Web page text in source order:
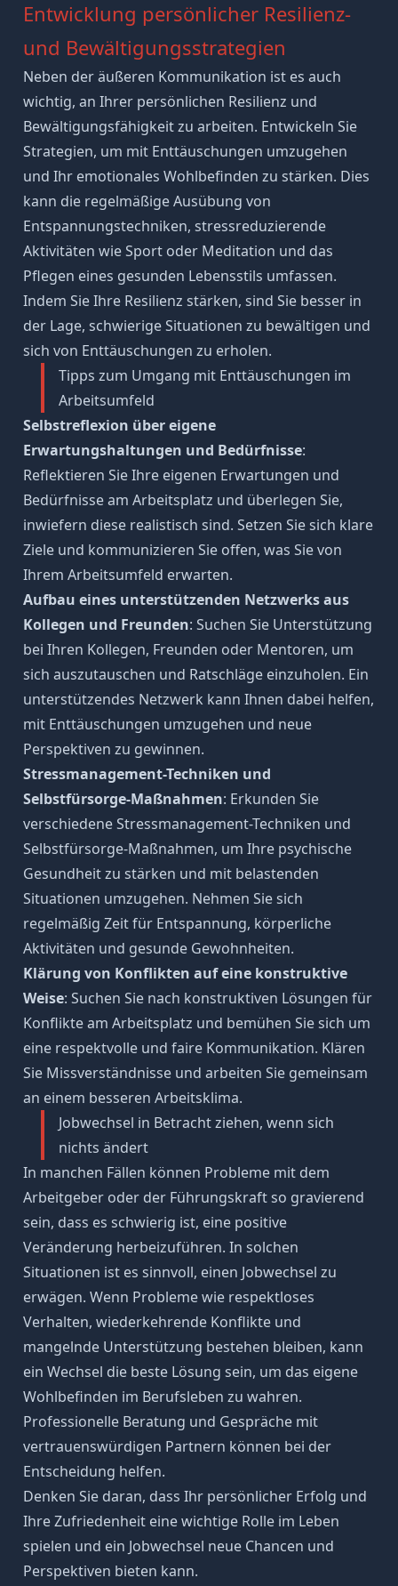
Entwicklung persönlicher Resilienz-
und Bewältigungsstrategien
Neben der äußeren Kommunikation ist es auch
wichtig, an Ihrer persönlichen Resilienz und
Bewältigungsfähigkeit zu arbeiten. Entwickeln Sie
Strategien, um mit Enttäuschungen umzugehen
und Ihr emotionales Wohlbefinden zu stärken. Dies
kann die regelmäßige Ausübung von
Entspannungstechniken, stressreduzierende
Aktivitäten wie Sport oder Meditation und das
Pflegen eines gesunden Lebensstils umfassen.
Indem Sie Ihre Resilienz stärken, sind Sie besser in
der Lage, schwierige Situationen zu bewältigen und
sich von Enttäuschungen zu erholen.
Tipps zum Umgang mit Enttäuschungen im
Arbeitsumfeld
Selbstreflexion über eigene
Erwartungshaltungen und Bedürfnisse:
Reflektieren Sie Ihre eigenen Erwartungen und
Bedürfnisse am Arbeitsplatz und überlegen Sie,
inwiefern diese realistisch sind. Setzen Sie sich klare
Zieleund kommunizieren Sie offen, was Sie von
Ihrem Arbeitsumfeld erwarten.
Aufbau eines unterstützenden Netzwerks aus
Kollegen und Freunden: Suchen Sie Unterstützung
bei Ihren Kollegen, Freunden oder Mentoren, um
sich auszutauschen und Ratschläge einzuholen. Ein
unterstützendes Netzwerk kann Ihnen dabei helfen,
mit Enttäuschungen umzugehen und neue
Perspektiven zu gewinnen.
Stressmanagement-Techniken und
Selbstfürsorge-Maßnahmen: Erkunden Sie
verschiedene Stressmanagement-Techniken und
Selbstfürsorge-Maßnahmen, um Ihre psychische
Gesundheit zu stärken und mit belastenden
Situationen umzugehen. Nehmen Sie sich
regelmäßig Zeit für Entspannung, körperliche
Aktivitäten und gesunde Gewohnheiten.
Klärung von Konflikten auf eine konstruktive
Weise: Suchen Sie nach konstruktiven Lösungen für
Konflikte am Arbeitsplatz und bemühen Sie sich um
eine respektvolle und faire Kommunikation. Klären
Sie Missverständnisse und arbeiten Sie gemeinsam
an einem besseren Arbeitsklima.
Jobwechsel in Betracht ziehen, wenn sich
nichts ändert
In manchen Fällen können Probleme mit dem
Arbeitgeber oder der Führungskraft so gravierend
sein, dass es schwierig ist, eine positive
Veränderung herbeizuführen. In solchen
Situationen ist es sinnvoll, einen Jobwechsel zu
erwägen. Wenn Probleme wie respektloses
Verhalten, wiederkehrende Konflikte und
mangelnde Unterstützung bestehen bleiben, kann
ein Wechsel die beste Lösung sein, um das eigene
Wohlbefinden im Berufsleben zu wahren.
Professionelle Beratung und Gespräche mit
vertrauenswürdigen Partnern können bei der
Entscheidung helfen.
Denken Sie daran, dass Ihr persönlicher Erfolg und
Ihre Zufriedenheit eine wichtige Rolle im Leben
spielen und ein Jobwechsel neue Chancen und
Perspektiven bieten kann.